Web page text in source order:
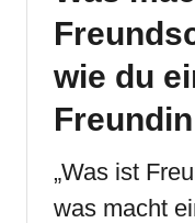
wie du
„Was ist
was macht